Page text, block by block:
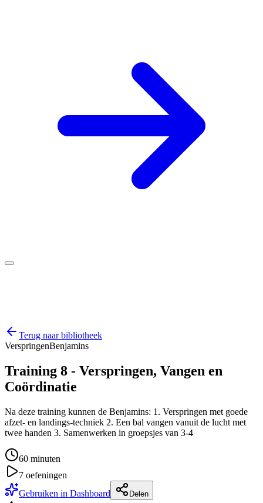
Terug naar bibliotheek
VerspringenBenjamins
Training 8 - Verspringen, Vangen en
Coördinatie
Na deze training kunnen de Benjamins: 1. Verspringen met goede
afzet- en landings-techniek 2. Een bal vangen vanuit de lucht met
twee handen 3. Samenwerken in groepsjes van 3-4
60 minuten
7 oefeningen
Gebruiken in Dashboard
Delen